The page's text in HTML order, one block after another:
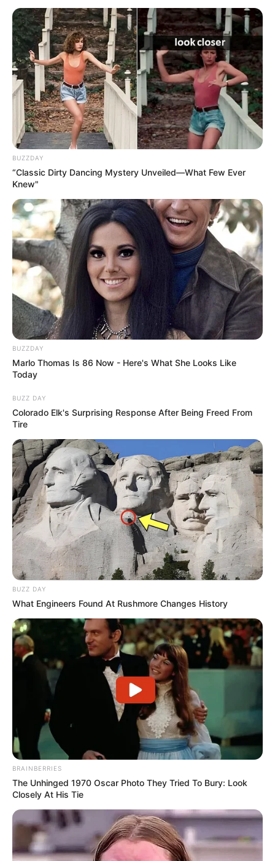
Naturwunder
MitBergen,Schluchten, Wasserfällen und
dem Wattenmeer an der Nordsee
Zooparks,Bademöglichkeiten
Kindergeburtstagund die in Mode
gekommenen
Trampolinhallen
Abenteuermöglichkeiten
Es gibt viele
unterschiedliche
Erlebnismöglichkeiten
, bei denen nie
Langeweile
aufkommt
BUZZDAY
“Classic Dirty Dancing Mystery Unveiled—What Few Ever
Knew"
BUZZDAY
Marlo Thomas Is 86 Now - Here's What She Looks Like
Today
BUZZ DAY
Colorado Elk's Surprising Response After Being Freed From
Tire
BUZZ DAY
What Engineers Found At Rushmore Changes History
BRAINBERRIES
The Unhinged 1970 Oscar Photo They Tried To Bury: Look
Closely At His Tie